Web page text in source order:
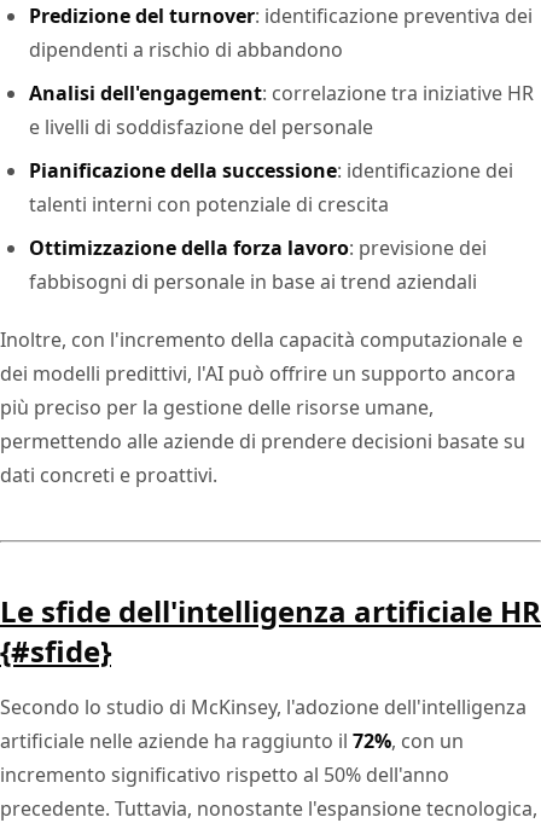
Predizione del turnover: identificazione preventiva dei
dipendenti a rischio di abbandono
Analisi dell'engagement: correlazione tra iniziative HR
e livelli di soddisfazione del personale
Pianificazione della successione: identificazione dei
talenti interni con potenziale di crescita
Ottimizzazione della forza lavoro: previsione dei
fabbisogni di personale in base ai trend aziendali
Inoltre, con l'incremento della capacità computazionale e
dei modelli predittivi, l'AI può offrire un supporto ancora
più preciso per la gestione delle risorse umane,
permettendo alle aziende di prendere decisioni basate su
dati concreti e proattivi.
Le sfide dell'intelligenza artificiale HR
{#sfide}
Secondo lo studio di McKinsey, l'adozione dell'intelligenza
artificiale nelle aziende ha raggiunto il 72%, con un
incremento significativo rispetto al 50% dell'anno
precedente. Tuttavia, nonostante l'espansione tecnologica,